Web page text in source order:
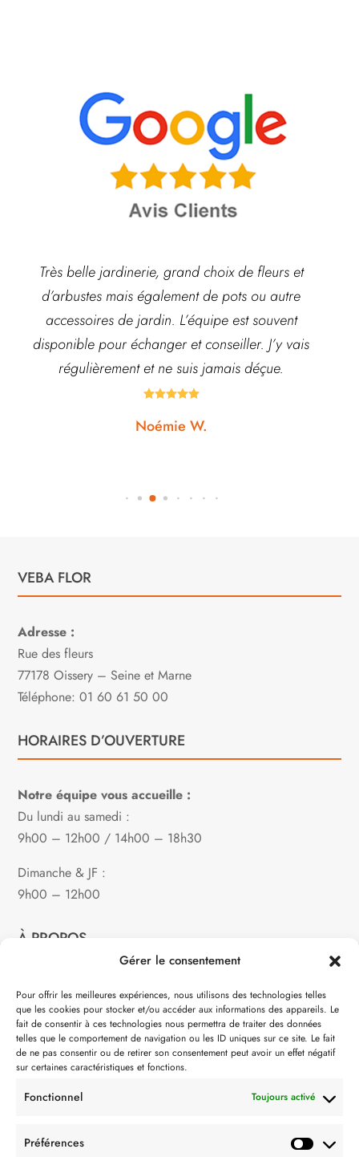
Gérer le consentement
Pour offrir les meilleures expériences, nous utilisons des technologies telles
que les cookies pour stocker et/ou accéder aux informations des appareils. Le
fait de consentir à ces technologies nous permettra de traiter des données
telles que le comportement de navigation ou les ID uniques sur ce site. Le fait
de ne pas consentir ou de retirer son consentement peut avoir un effet négatif
sur certaines caractéristiques et fonctions.
Fonctionnel Toujours activé
Préférences
Très belle jardinerie, grand choix de fleurs et
d’arbustes mais également de pots ou autre
accessoires de jardin. L’équipe est souvent
disponible pour échanger et conseiller. J’y vais
régulièrement et ne suis jamais déçue.

Noémie W.
VEBA FLOR
Adresse :
Rue des fleurs
77178 Oissery – Seine et Marne
Téléphone: 01 60 61 50 00
HORAIRES D’OUVERTURE
Notre équipe vous accueille :
Du lundi au samedi :
9h00 – 12h00 / 14h00 – 18h30
Dimanche & JF :
9h00 – 12h00
À PROPOS
Notre philosophie
Contact
Partenaire de: